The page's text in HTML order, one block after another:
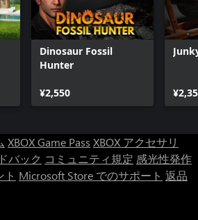
Dinosaur Fossil
Hunter
¥2,550
XBOX Game Pass XBOX アクセサリ
バック コミュニティ規定 感光性発作
Microsoft Store でのサポート 返品